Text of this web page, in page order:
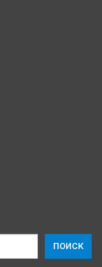
ПОИСК